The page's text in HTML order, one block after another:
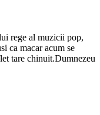
rege al muzicii pop,
ca macar acum se
tare chinuit.Dumnezeu